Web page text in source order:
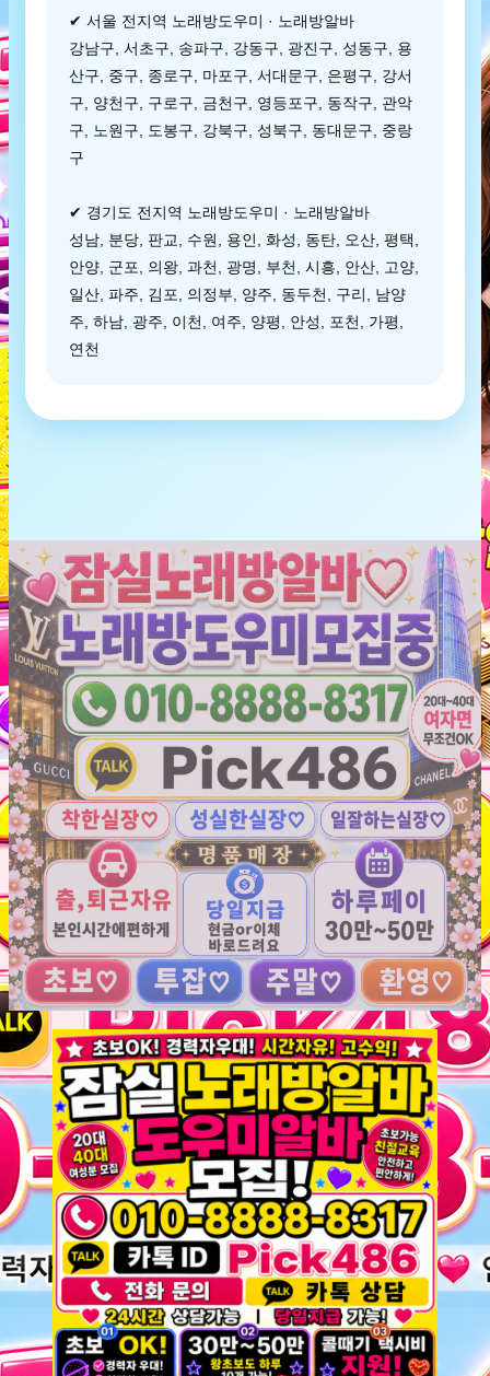
✔ 서울 전지역 노래방도우미 · 노래방알바
강남구, 서초구, 송파구, 강동구, 광진구, 성동구, 용
산구, 중구, 종로구, 마포구, 서대문구, 은평구, 강서
구, 양천구, 구로구, 금천구, 영등포구, 동작구, 관악
구, 노원구, 도봉구, 강북구, 성북구, 동대문구, 중랑
구
✔ 경기도 전지역 노래방도우미 · 노래방알바
성남, 분당, 판교, 수원, 용인, 화성, 동탄, 오산, 평택,
안양, 군포, 의왕, 과천, 광명, 부천, 시흥, 안산, 고양,
일산, 파주, 김포, 의정부, 양주, 동두천, 구리, 남양
주, 하남, 광주, 이천, 여주, 양평, 안성, 포천, 가평,
연천